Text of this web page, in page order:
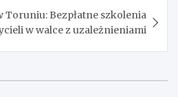
Toruniu: Bezpłatne szkolenia
w walce z uzależnieniami